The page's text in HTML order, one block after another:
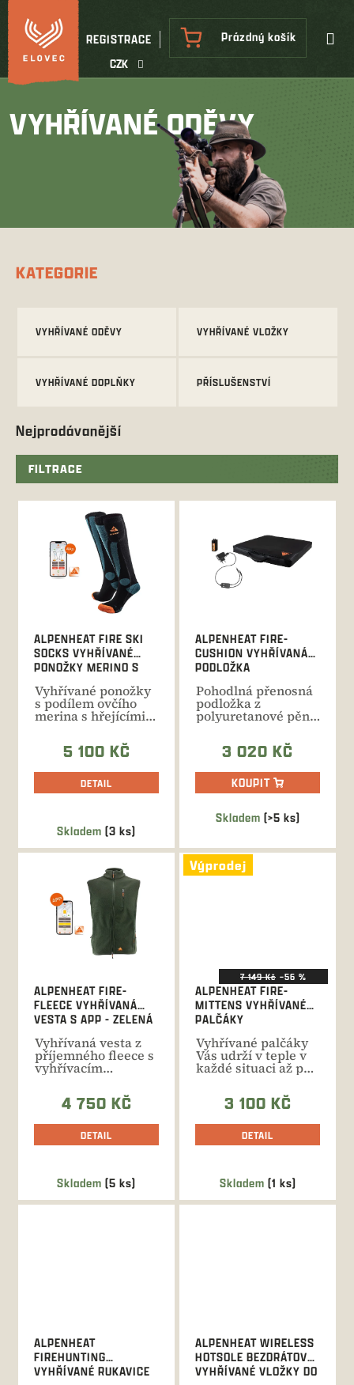
Přejít
na
obsah
CZK
REGISTRACE
NÁKUPNÍ
KOŠÍK
Prázdný košík
VYHŘÍVANÉ ODĚVY
KATEGORIE
VYHŘÍVANÉ ODĚVY VYHŘÍVANÉ VLOŽKY
VYHŘÍVANÉ DOPLŇKY PŘÍSLUŠENSTVÍ
Nejprodávanější
FILTRACE
Skladem (3 ks)
ALPENHEAT FIRE SKI
SOCKS VYHŘÍVANÉ
PONOŽKY MERINO S
Vyhřívané ponožky
s podílem ovčího
merina s hřejícími
vlákny pod prsty...
5 100 KČ
DETAIL
Průměrné
produktu
je
Skladem (>5 ks)
ALPENHEAT FIRE-
CUSHION VYHŘÍVANÁ
PODLOŽKA
Pohodlná přenosná
podložka z
polyuretanové pěny.
Nabíjecí baterie s
3 020 KČ
KOUPIT
Skladem (5 ks)
ALPENHEAT FIRE-
FLEECE VYHŘÍVANÁ
VESTA S APP - ZELENÁ
Vyhřívaná vesta z
příjemného fleece s
vyhřívacím
systémem v oblasti
zad a...4 750 KČ
DETAIL
Výprodej
7 149 Kč –56 %
Skladem (1 ks)
ALPENHEAT FIRE-
MITTENS VYHŘÍVANÉ
PALČÁKY
Vyhřívané palčáky
Vás udrží v teple v
každé situaci až po
3 100 KČ
DETAIL
ALPENHEAT
FIREHUNTING
VYHŘÍVANÉ RUKAVICE
ALPENHEAT WIRELESS
HOTSOLE BEZDRÁTOVÉ
VYHŘÍVANÉ VLOŽKY DO